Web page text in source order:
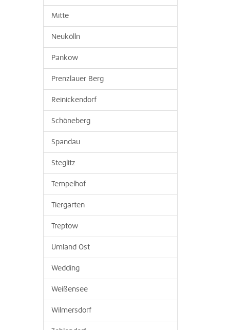
Mitte
Neukölln
Pankow
Prenzlauer Berg
Reinickendorf
Schöneberg
Spandau
Steglitz
Tempelhof
Tiergarten
Treptow
Umland Ost
Wedding
Weißensee
Wilmersdorf